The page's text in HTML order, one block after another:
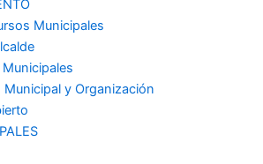
Municipales
y Organización